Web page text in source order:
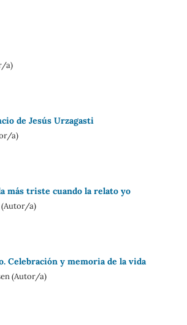
a)
de Jesús Urzagasti
a)
más triste cuando la relato yo
(Autor/a)
Celebración y memoria de la vida
(Autor/a)